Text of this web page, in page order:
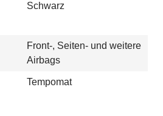
Schwarz
Front-, Seiten- und weitere
Airbags
Tempomat